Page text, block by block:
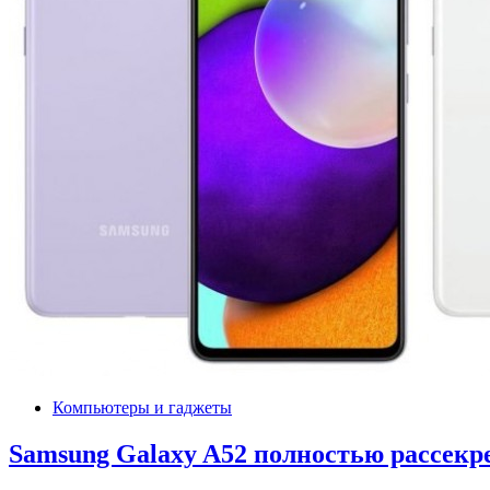
Компьютеры и гаджеты
Samsung Galaxy A52 полностью